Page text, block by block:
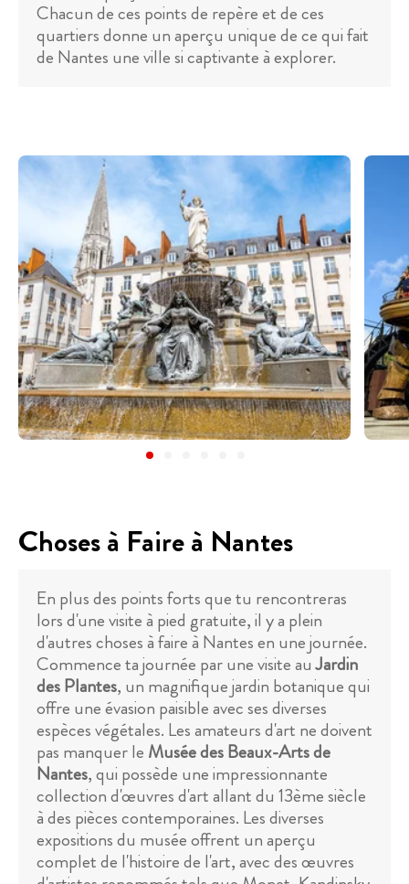
Chacun de ces points de repère et de ces
quartiers donne un aperçu unique de ce qui fait
de Nantes une ville si captivante à explorer.
Choses à Faire à Nantes
En plus des points forts que tu rencontreras
lors d'une visite à pied gratuite, il y a plein
d'autres choses à faire à Nantes en une journée.
Commence ta journée par une visite auJardin
des Plantes, un magnifique jardin botanique qui
offre une évasion paisible avec ses diverses
espèces végétales. Les amateurs d'art ne doivent
pas manquer le Musée des Beaux-Arts de
Nantes, qui possède une impressionnante
collection d'œuvres d'art allant du 13ème siècle
à des pièces contemporaines. Les diverses
expositions du musée offrent un aperçu
complet de l'histoire de l'art, avec des œuvres